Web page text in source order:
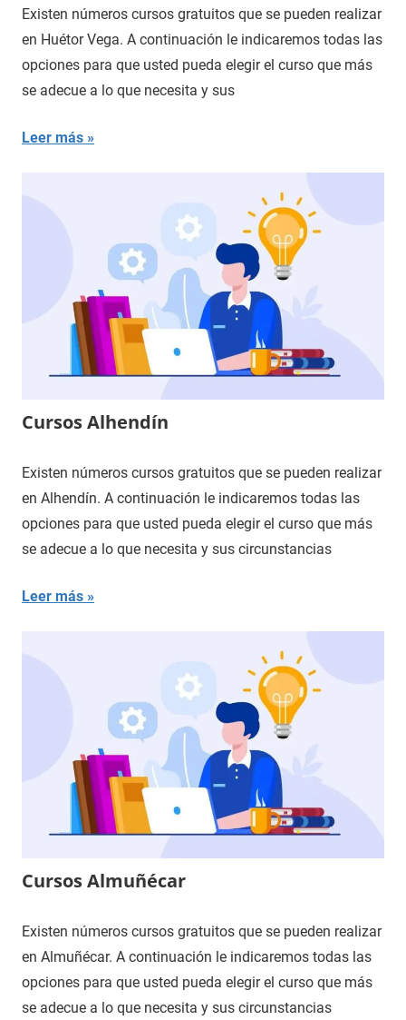
Existen números cursos gratuitos que se pueden realizar
en Huétor Vega. A continuación le indicaremos todas las
opciones para que usted pueda elegir el curso que más
se adecue a lo que necesita y sus
Leer más
Cursos Alhendín
Existen números cursos gratuitos que se pueden realizar
en Alhendín. A continuación le indicaremos todas las
opciones para que usted pueda elegir el curso que más
se adecue a lo que necesita y sus circunstancias
Leer más
Cursos Almuñécar
Existen números cursos gratuitos que se pueden realizar
en Almuñécar. A continuación le indicaremos todas las
opciones para que usted pueda elegir el curso que más
se adecue a lo que necesita y sus circunstancias